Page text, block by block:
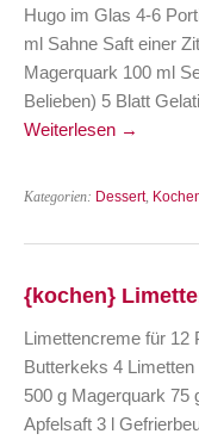
Hugo im Glas 4-6
ml Sahne Saft einer
Magerquark 100 ml
Belieben) 5 Blatt
Weiterlesen →
Kategorien: Dessert,
{kochen}
Limettencreme für 12
Butterkeks 4
500 g Magerquark 75
Apfelsaft 3 l